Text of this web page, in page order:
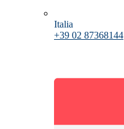
Italia
+39 02 87368144